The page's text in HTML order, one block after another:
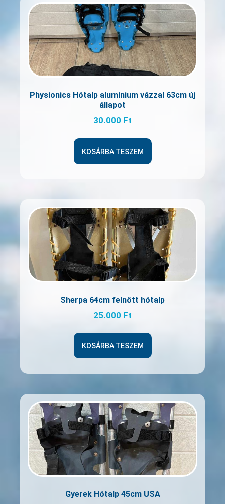
Physionics Hótalp alumínium vázzal 63cm új
állapot
30.000 Ft
KOSÁRBA TESZEM
Sherpa 64cm felnőtt hótalp
25.000 Ft
KOSÁRBA TESZEM
Gyerek Hótalp 45cm USA